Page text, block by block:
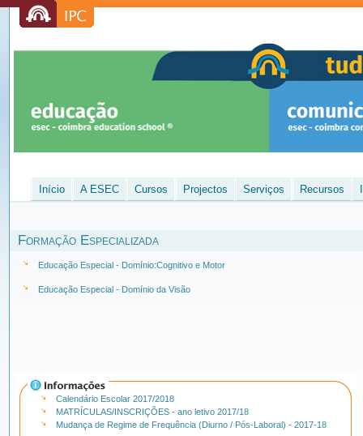
Início A ESEC Cursos Projectos Serviços Recursos
Formação Especializada
Educação Especial - Domínio:Cognitivo e Motor
Educação Especial - Domínio da Visão
Calendário Escolar 2017/2018
MATRÍCULAS/INSCRIÇÕES - ano letivo 2017/18
Mudança de Regime de Frequência (Diurno / Pós-Laboral) - 2017-18